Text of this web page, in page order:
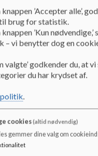
i 0. kl
om skolen, SFO'en og
jer!
’Accepter alle’,
brug for statistik.
’Kun
– vi benytter dog en
valgte’ godkender du, at
du har krydset af.
.
cookies(altid nødvendig)
gemmer dine valg om